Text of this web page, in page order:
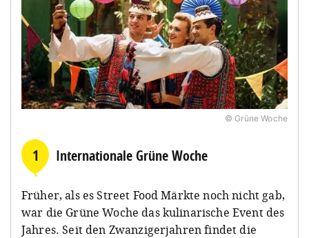
© Grüne Woche
1 Internationale Grüne Woche
Früher, als es Street Food Märkte noch nicht gab,
war die Grüne Woche das kulinarische Event des
Jahres. Seit den Zwanzigerjahren findet die